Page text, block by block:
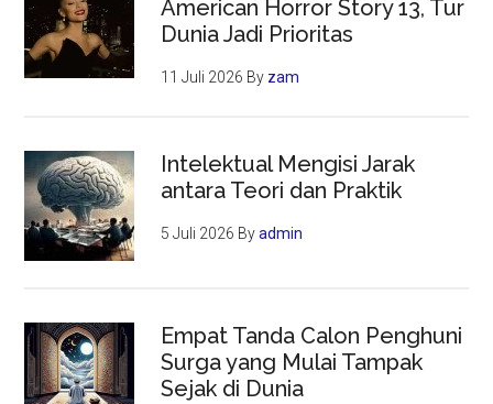
American Horror Story 13, Tur
Dunia Jadi Prioritas
11 Juli 2026 By zam
Intelektual Mengisi Jarak
antara Teori dan Praktik
5 Juli 2026 Byadmin
Empat Tanda Calon Penghuni
Surga yang Mulai Tampak
Sejak di Dunia